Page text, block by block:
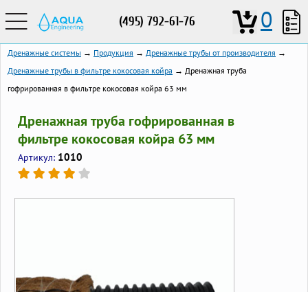
(495) 792-61-76 0
Дренажные системы → Продукция → Дренажные трубы от производителя →
Дренажные трубы в фильтре кокосовая койра → Дренажная труба
гофрированная в фильтре кокосовая койра 63 мм
Дренажная труба гофрированная в
фильтре кокосовая койра 63 мм
Артикул: 1010